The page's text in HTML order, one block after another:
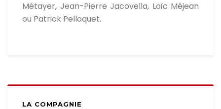
Métayer, Jean-Pierre Jacovella, Loïc Méjean
ou Patrick Pelloquet.
LA COMPAGNIE